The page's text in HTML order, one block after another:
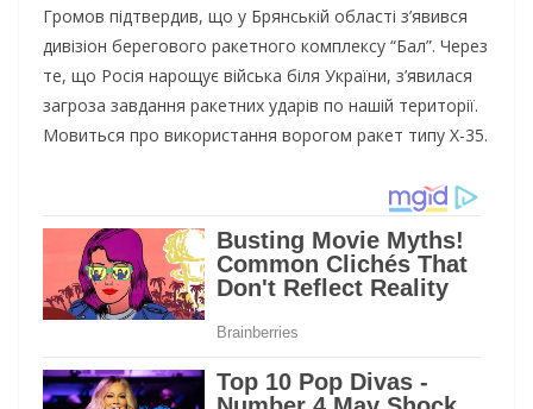
Громов підтвердив, що у Брянській області з’явився
дивізіон берегового ракетного комплексу “Бал”. Через
те, що Росія нарощує війська біля України, з’явилася
загроза завдання ракетних ударів по нашій території.
Мовиться про використання ворогом ракет типу Х-35.